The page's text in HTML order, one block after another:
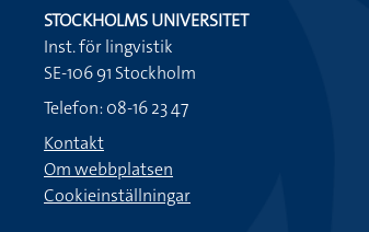
STOCKHOLMS UNIVERSITET
Inst. för lingvistik
SE-106 91 Stockholm
Telefon: 08-16 23 47
Kontakt
Om webbplatsen
Cookieinställningar